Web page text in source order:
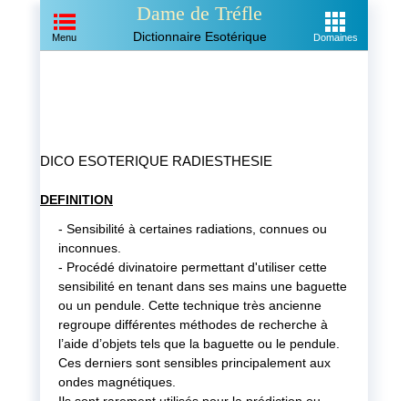
Dame de Tréfle
Dictionnaire Esotérique
Menu Domaines
DICO ESOTERIQUE RADIESTHESIE
DEFINITION
- Sensibilité à certaines radiations, connues ou
inconnues.
- Procédé divinatoire permettant d'utiliser cette
sensibilité en tenant dans ses mains une baguette
ou un pendule. Cette technique très ancienne
regroupe différentes méthodes de recherche à
l’aide d’objets tels que la baguette ou le pendule.
Ces derniers sont sensibles principalement aux
ondes magnétiques.